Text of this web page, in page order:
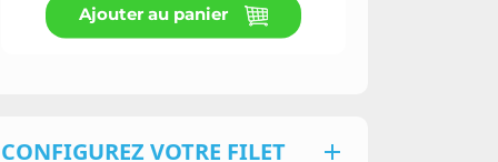
Ajouter au panier
CONFIGUREZ VOTRE FILET 